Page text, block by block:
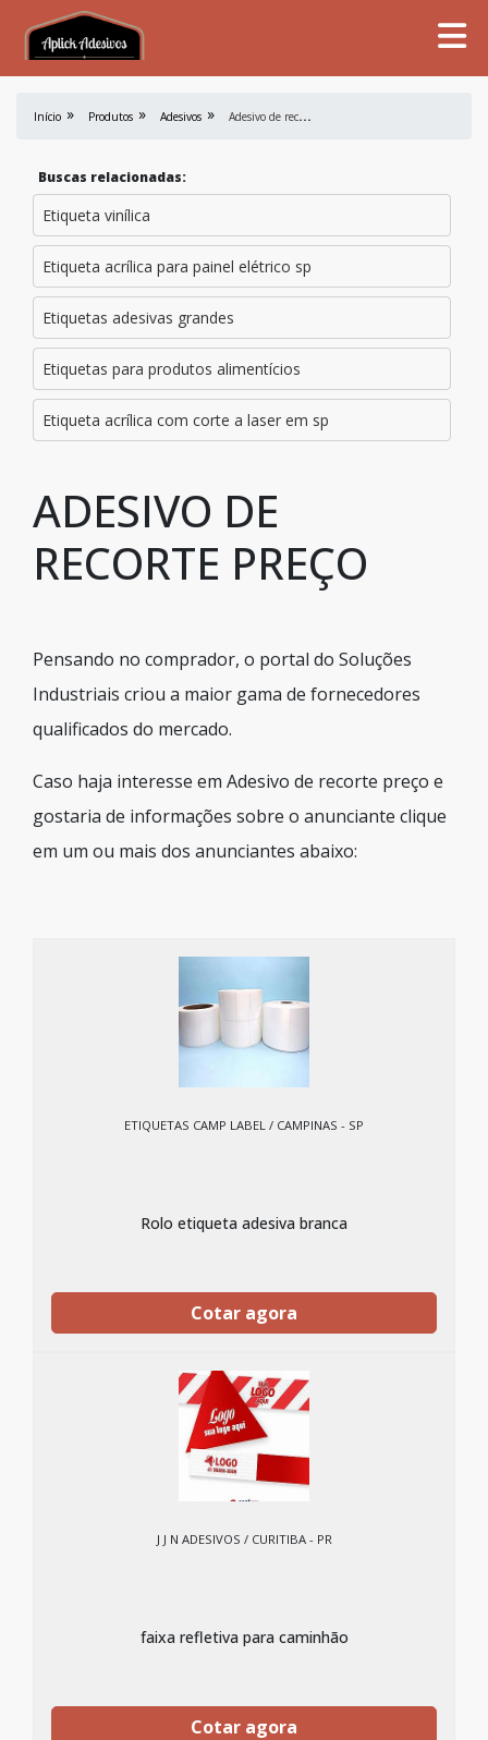
Início Produtos Adesivos A
desivo de recorte preço
Buscas relacionadas:
Etiqueta vinílica
Etiqueta acrílica para painel elétrico sp
Etiquetas adesivas grandes
Etiquetas para produtos alimentícios
Etiqueta acrílica com corte a laser em sp
ADESIVO DE
RECORTE PREÇO
Pensando no comprador, o portal do Soluções
Industriais criou a maior gama de fornecedores
qualificados do mercado.
Caso haja interesse em Adesivo de recorte preço e
gostaria de informações sobre o anunciante clique
em um ou mais dos anunciantes abaixo:
ETIQUETAS CAMP LABEL / CAMPINAS - SP
Rolo etiqueta adesiva branca
Cotar agora
J J N ADESIVOS / CURITIBA - PR
faixa refletiva para caminhão
Cotar agora